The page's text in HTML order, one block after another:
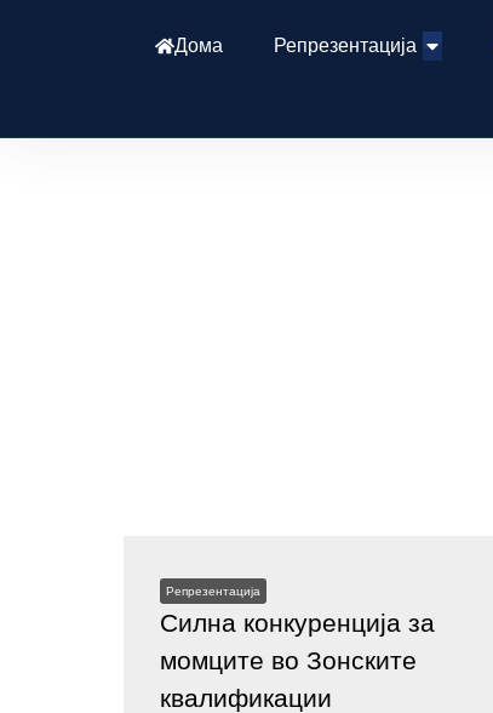
Дома Репрезентација
Репрезентација
Силна конкуренција за
момците во Зонските
квалификации